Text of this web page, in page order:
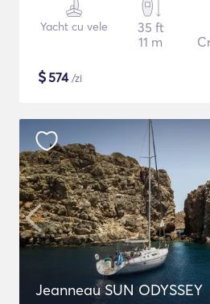
Yacht cu vele
35 ft
11 m
$574/zi
Jeanneau SUN ODYSSEY